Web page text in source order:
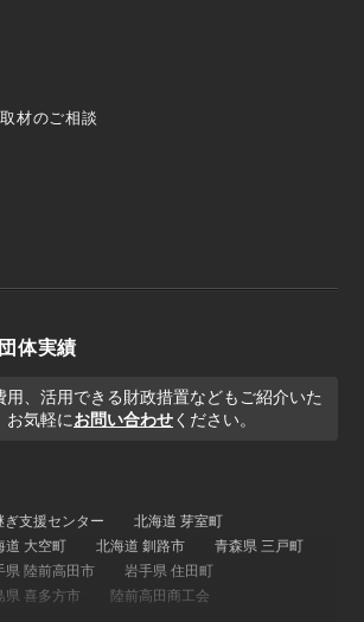
材のご相談
体実績
用、活用できる財政措置などもご紹介いた
お気軽にお問い合わせください。
支援センター
北海道 芽室町
道 大空町 北海道 釧路市
青森県 三戸町
県 陸前高田市
岩手県 住田町
県 喜多方市 陸前高田商工会